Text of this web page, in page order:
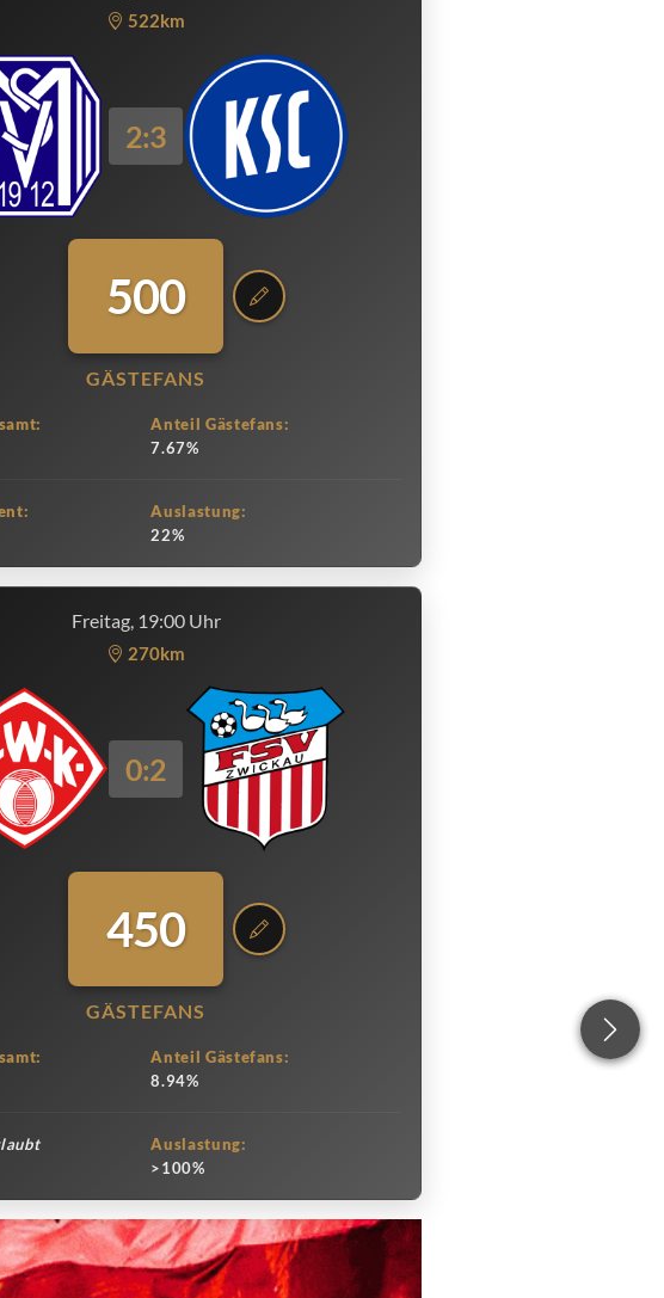
522km
2:3
500
GÄSTEFANS
Anteil Gästefans:
7.67%
Auslastung:
22%
Freitag, 19:00 Uhr
270km
0:2
450
GÄSTEFANS
Anteil Gästefans:
8.94%
Auslastung:
>100%